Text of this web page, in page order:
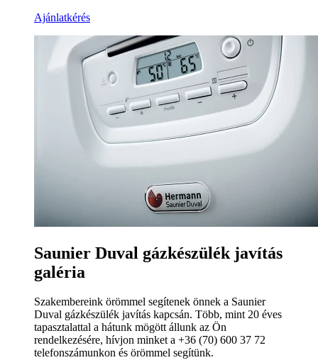
Ajánlatkérés
Saunier Duval gázkészülék javítás
galéria
Szakembereink örömmel segítenek önnek a Saunier
Duval gázkészülék javítás kapcsán. Több, mint 20 éves
tapasztalattal a hátunk mögött állunk az Ön
rendelkezésére, hívjon minket a +36 (70) 600 37 72
telefonszámunkon és örömmel segítünk.